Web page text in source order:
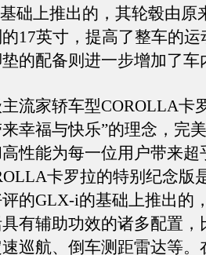
础上推出的，其轮毂由原
17英寸，提高了整车的
的配备则进一步增加了车
家轿车型COROLLA卡
幸福与快乐”的理念，完
性能为每一位用户带来超
卡罗拉的特别纪念版
的GLX-i的基础上推出的
有辅助功效的诸多配置，
巡航、倒车测距雷达等。